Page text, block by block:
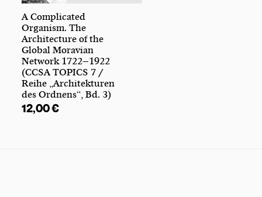
A Complicated
Organism. The
Architecture of the
Global Moravian
Network 1722–1922
(CCSA TOPICS 7 /
Reihe „Architekturen
des Ordnens“, Bd. 3)
12,00€